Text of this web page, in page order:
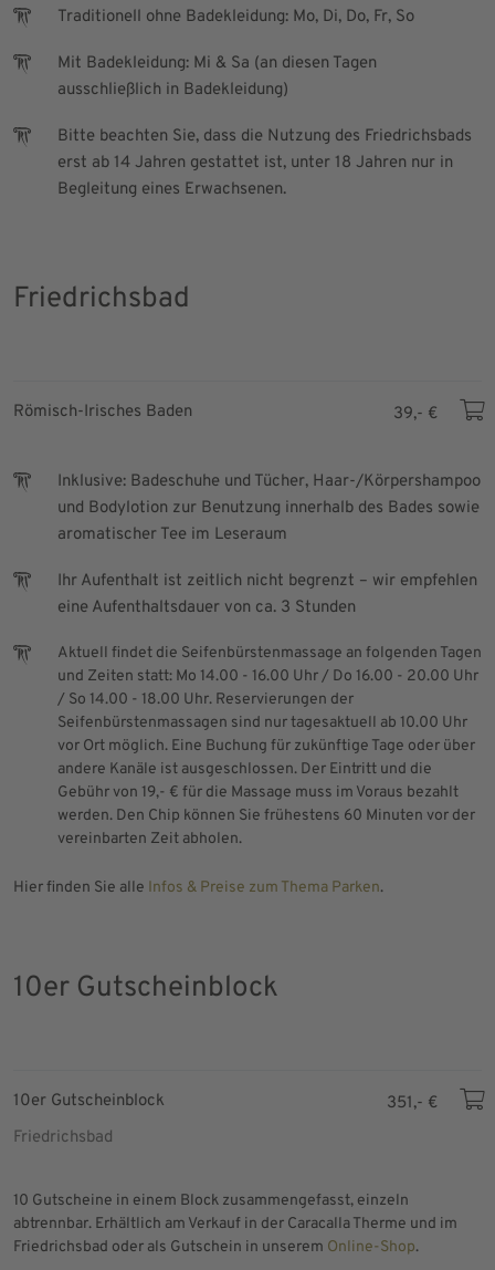
Traditionell ohne Badekleidung: Mo, Di, Do, Fr, So
Mit Badekleidung: Mi & Sa (an diesen Tagen
ausschließlich in Badekleidung)
Bitte beachten Sie, dass die Nutzung des Friedrichsbads
erst ab 14 Jahren gestattet ist, unter 18 Jahren nur in
Begleitung eines Erwachsenen.
Friedrichsbad
Römisch-Irisches Baden 39,- €
Inklusive: Badeschuhe und Tücher, Haar-/Körpershampoo
und Bodylotion zur Benutzung innerhalb des Bades sowie
aromatischer Tee im Leseraum
Ihr Aufenthalt ist zeitlich nicht begrenzt – wir empfehlen
eine Aufenthaltsdauer von ca. 3 Stunden
Aktuell findet die Seifenbürstenmassage an folgenden Tagen
und Zeiten statt: Mo 14.00 - 16.00 Uhr / Do 16.00 - 20.00 Uhr
/ So 14.00 - 18.00 Uhr. Reservierungen der
Seifenbürstenmassagen sind nur tagesaktuell ab 10.00 Uhr
vor Ort möglich. Eine Buchung für zukünftige Tage oder über
andere Kanäle ist ausgeschlossen. Der Eintritt und die
Gebühr von 19,- € für die Massage muss im Voraus bezahlt
werden. Den Chip können Sie frühestens 60 Minuten vor der
vereinbarten Zeit abholen.
Hier finden Sie alle Infos & Preise zum Thema Parken.
10er Gutscheinblock
10er Gutscheinblock
Friedrichsbad
351,- €
10 Gutscheine in einem Block zusammengefasst, einzeln
abtrennbar. Erhältlich am Verkauf in der Caracalla Therme und im
Friedrichsbad oder als Gutschein in unserem Online-Shop.